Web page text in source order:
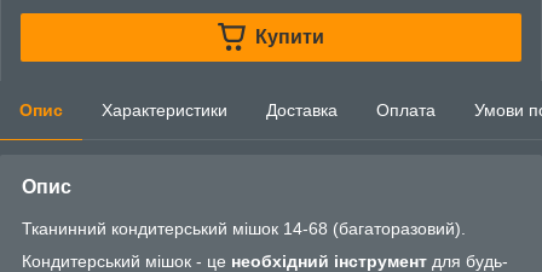
Купити
Опис Характеристики Доставка Оплата Умови
Опис
Тканинний кондитерський мішок 14-68 (багаторазовий).
Кондитерський мішок - це необхідний інструмент для будь-